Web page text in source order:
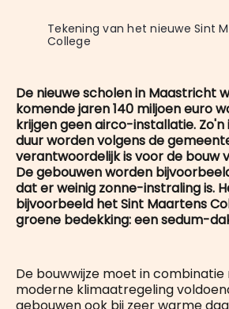
Tekening van het nieuwe Sint
College
De nieuwe scholen in Maastricht
komende jaren 140 miljoen euro
krijgen geen airco-installatie.
duur worden volgens de
verantwoordelijk is voor de bouw
De gebouwen worden
dat er weinig zonne-instraling is.
bijvoorbeeld het Sint Maartens
groene bedekking: een sedum-
De bouwwijze moet in
moderne klimaatregeling